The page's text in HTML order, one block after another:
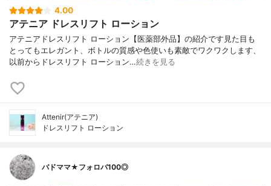
4.00
アテニア ドレスリフト ローション
アテニアドレスリフト ローション【医薬部外品】の紹介です見た目も
とってもエレガント、ボトルの質感や色使いも素敵でワクワクします、
以前からドレスリフト ローション…続きを見る
Attenir(アテニア)
ドレスリフト ローション
バドママ★フォロバ100◎